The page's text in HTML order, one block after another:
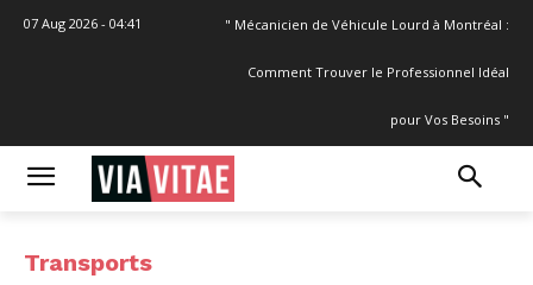
07 Aug 2026 - 04:41 " Mécanicien de Véhicule Lourd à Montréal :
Comment Trouver le Professionnel Idéal
pour Vos Besoins "
Transports